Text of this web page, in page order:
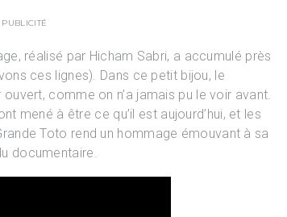
PUBLICITÉ
réalisé par Hicham Sabri, a accumulé près
ces lignes). Dans ce petit bijou, le
comme on n’a jamais pu le voir avant.
mené à être ce qu’il est aujourd’hui, et les
Toto rend un hommage émouvant à sa
documentaire.